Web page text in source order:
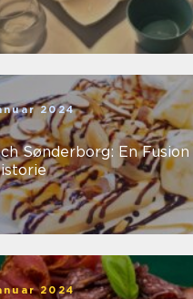
2024
Sønderborg: En
2024